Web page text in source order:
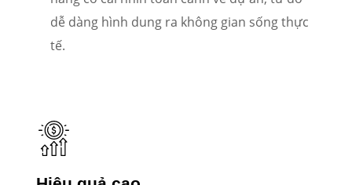
dễ dàng hình dung ra không gian sống thực
tế.